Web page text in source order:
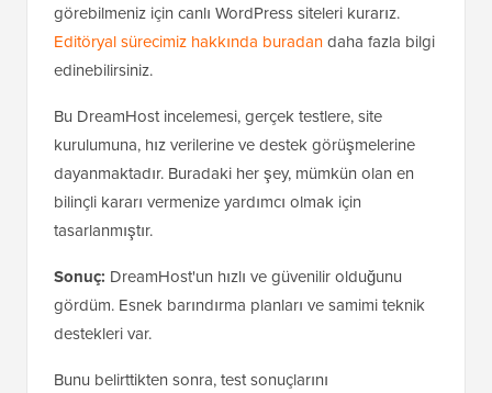
görebilmeniz için canlı WordPress siteleri kurarız.
Editöryal sürecimiz hakkında buradandaha fazla bilgi
edinebilirsiniz.
Bu DreamHost incelemesi, gerçek testlere, site
kurulumuna, hız verilerine ve destek görüşmelerine
dayanmaktadır. Buradaki her şey, mümkün olan en
bilinçli kararı vermenize yardımcı olmak için
tasarlanmıştır.
Sonuç: DreamHost'un hızlı ve güvenilir olduğunu
gördüm. Esnek barındırma planları ve samimi teknik
destekleri var.
Bunu belirttikten sonra, test sonuçlarını